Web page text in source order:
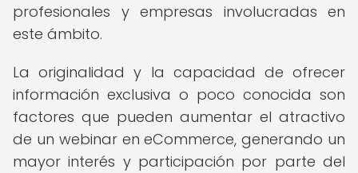
profesionales y empresas involucradas en
este ámbito.
La originalidad y la capacidad de ofrecer
información exclusiva o poco conocida son
factores que pueden aumentar el atractivo
de un webinar en eCommerce, generando un
mayor interés y participación por parte del